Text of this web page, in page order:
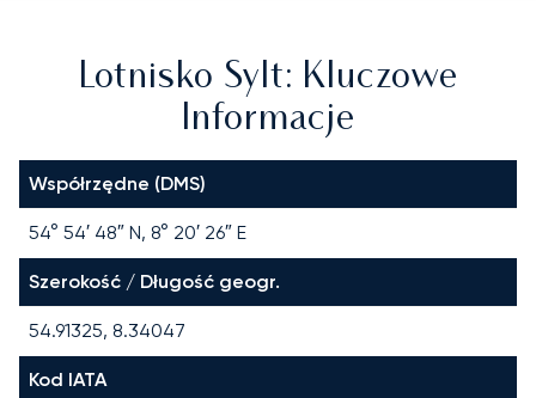
Lotnisko Sylt: Kluczowe
Informacje
Współrzędne (DMS)
54° 54′ 48″ N, 8° 20′ 26″ E
Szerokość / Długość geogr.
54.91325, 8.34047
Kod IATA